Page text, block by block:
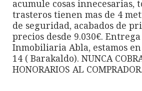
acumule cosas innecesarias,
trasteros tienen mas de 4
de seguridad, acabados de
precios desde 9.030€.
Inmobiliaria Abla, estamos
14 ( Barakaldo). NUNCA
HONORARIOS AL COMPRADOR.